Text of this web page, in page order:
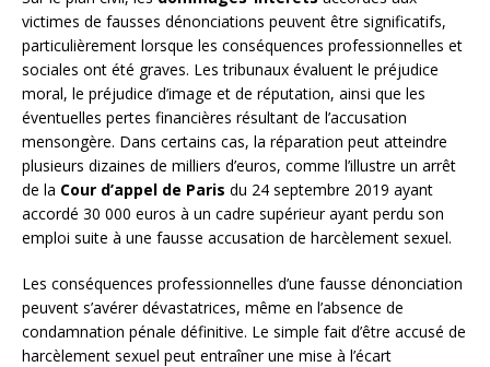
victimes de fausses dénonciations peuvent être significatifs,
particulièrement lorsque les conséquences professionnelles et
sociales ont été graves. Les tribunaux évaluent le préjudice
moral, le préjudice d’image et de réputation, ainsi que les
éventuelles pertes financières résultant de l’accusation
mensongère. Dans certains cas, la réparation peut atteindre
plusieurs dizaines de milliers d’euros, comme l’illustre un arrêt
de la Cour d’appel de Paris du 24 septembre 2019 ayant
accordé 30 000 euros à un cadre supérieur ayant perdu son
emploi suite à une fausse accusation de harcèlement sexuel.
Les conséquences professionnelles d’une fausse dénonciation
peuvent s’avérer dévastatrices, même en l’absence de
condamnation pénale définitive. Le simple fait d’être accusé de
harcèlement sexuel peut entraîner une mise à l’écart